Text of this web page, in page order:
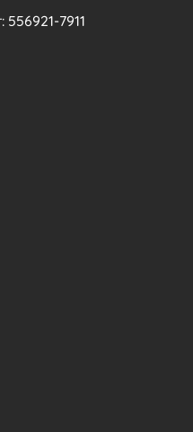
556921-7911